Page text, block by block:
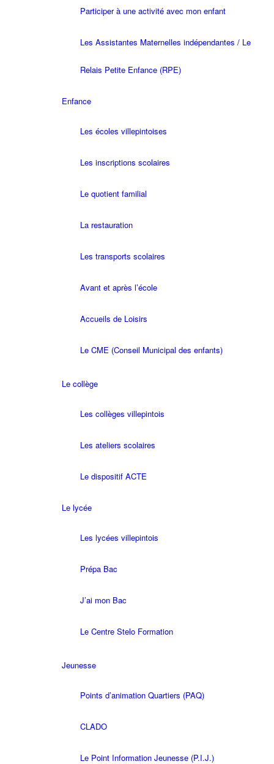
Participer à une activité avec mon enfant
Les Assistantes Maternelles indépendantes / Le
Relais Petite Enfance (RPE)
Enfance
Les écoles villepintoises
Les inscriptions scolaires
Le quotient familial
La restauration
Les transports scolaires
Avant et après l’école
Accueils de Loisirs
Le CME (Conseil Municipal des enfants)
Le collège
Les collèges villepintois
Les ateliers scolaires
Le dispositif ACTE
Le lycée
Les lycées villepintois
Prépa Bac
J’ai mon Bac
Le Centre Stelo Formation
Jeunesse
Points d’animation Quartiers (PAQ)
CLADO
Le Point Information Jeunesse (P.I.J.)